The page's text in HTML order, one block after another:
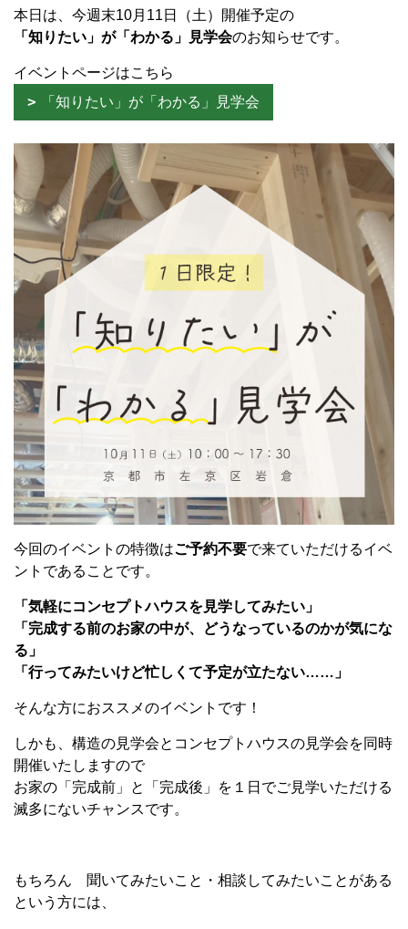
本日は、今週末10月11日（土）開催予定の
「知りたい」が「わかる」見学会のお知らせです。
イベントページはこちら
「知りたい」が「わかる」見学会
今回のイベントの特徴はご予約不要で来ていただけるイベ
ントであることです。
「気軽にコンセプトハウスを見学してみたい」
「完成する前のお家の中が、どうなっているのかが気にな
る」
「行ってみたいけど忙しくて予定が立たない……」
そんな方におススメのイベントです！
しかも、構造の見学会とコンセプトハウスの見学会を同時
開催いたしますので
お家の「完成前」と「完成後」を１日でご見学いただける
滅多にないチャンスです。
もちろん 聞いてみたいこと・相談してみたいことがある
という方には、